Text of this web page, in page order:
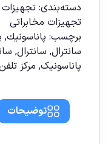
دسته‌بندی:
تجهیزات مخابراتی
برچسب: پاناسونیك,
سانترال, سانترال,
پاناسونیک, مركز
توضیحات